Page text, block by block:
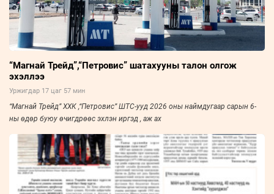
“Магнай Трейд”,“Петровис” шатахууны талон олгож
эхэллээ
Уржигдар 17 цаг 57 мин
“Магнай Трейд” ХХК ,“Петровис” ШТС-ууд 2026 оны наймдугаар сарын 6-
ны өдөр буюу өчигдрөөс эхлэн иргэд , аж ах